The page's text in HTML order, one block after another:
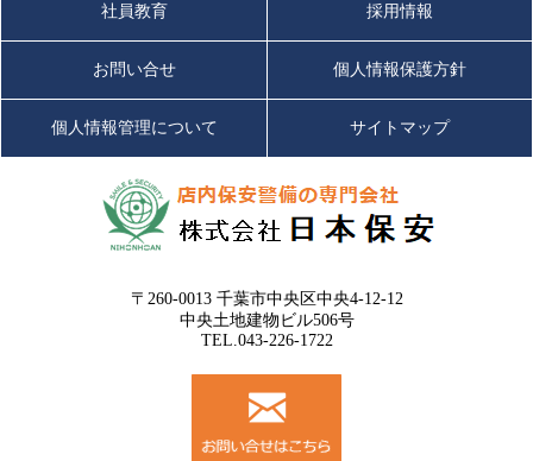
社員教育 採用情報
お問い合せ 個人情報保護方針
個人情報管理について サイトマップ
〒260-0013 千葉市中央区中央4-12-12
中央土地建物ビル506号
TEL.043-226-1722